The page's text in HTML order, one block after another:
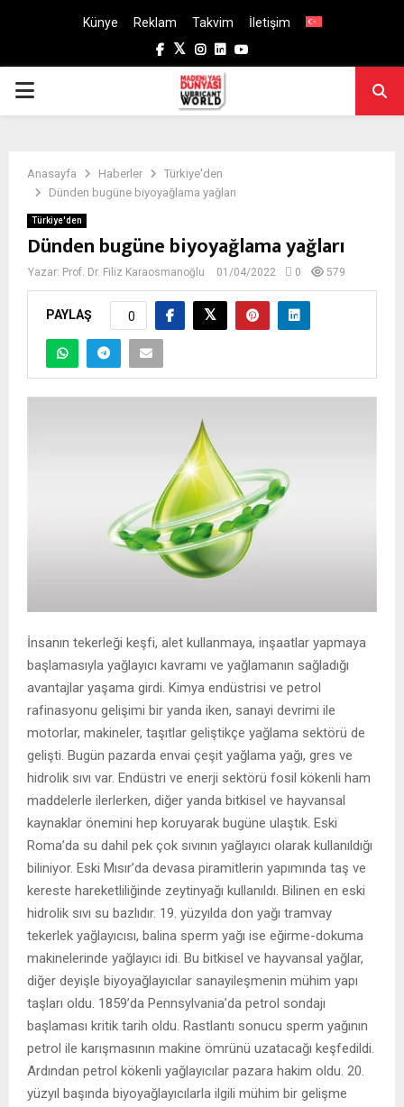
Künye Reklam Takvim
İletişim
Facebook
TwitterInstagram
LinkedinYoutube
PRIMARY
Anasayfa Haberler
Türkiye'den
Dünden bugüne biyoyağlama yağları
Türkiye'den
Dünden bugüne biyoyağlama yağları
Yazar: Prof. Dr. Filiz Karaosmanoğlu 01/04/2022 0 579
PAYLAŞ 0
İnsanın tekerleği keşfi, alet kullanmaya, inşaatlar yapmaya
başlamasıyla yağlayıcı kavramı ve yağlamanın sağladığı
avantajlar yaşama girdi. Kimya endüstrisi ve petrol
rafinasyonu gelişimi bir yanda iken, sanayi devrimi ile
motorlar, makineler, taşıtlar geliştikçe yağlama sektörü de
gelişti. Bugün pazarda envai çeşit yağlama yağı, gres ve
hidrolik sıvı var. Endüstri ve enerji sektörü fosil kökenli ham
maddelerle ilerlerken, diğer yanda bitkisel ve hayvansal
kaynaklar önemini hep koruyarak bugüne ulaştık. Eski
Roma’da su dahil pek çok sıvının yağlayıcı olarak kullanıldığı
biliniyor. Eski Mısır’da devasa piramitlerin yapımında taş ve
kereste hareketliliğinde zeytinyağı kullanıldı. Bilinen en eski
hidrolik sıvı su bazlıdır. 19. yüzyılda don yağı tramvay
tekerlek yağlayıcısı, balina sperm yağı ise eğirme-dokuma
makinelerinde yağlayıcı idi. Bu bitkisel ve hayvansal yağlar,
diğer deyişle biyoyağlayıcılar sanayileşmenin mühim yapı
taşları oldu. 1859’da Pennsylvania’da petrol sondajı
başlaması kritik tarih oldu. Rastlantı sonucu sperm yağının
petrol ile karışmasının makine ömrünü uzatacağı keşfedildi.
Ardından petrol kökenli yağlayıcılar pazara hakim oldu. 20.
yüzyıl başında biyoyağlayıcılarla ilgili mühim bir gelişme